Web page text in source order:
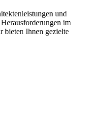
und
im
bieten Ihnen gezielte